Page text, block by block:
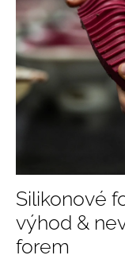
Silikonové
výhod &
forem